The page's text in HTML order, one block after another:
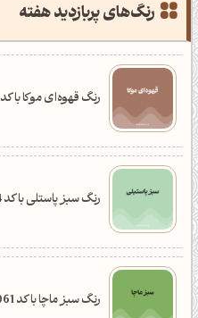
رنگ‌های پربازدید هفته
رنگ قهوه‌ای موکا با کد A47764
رنگ سبز پاستلی با کد B1D7B4
رنگ سبز ماچا با کد 81B061